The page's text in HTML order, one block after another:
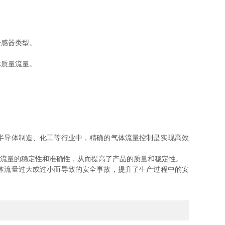
器类型。
量流量。
体制造、化工等行业中，精确的气体流量控制是实现高效
的稳定性和准确性，从而提高了产品的质量和稳定性。
量过大或过小而导致的安全事故，提升了生产过程中的安